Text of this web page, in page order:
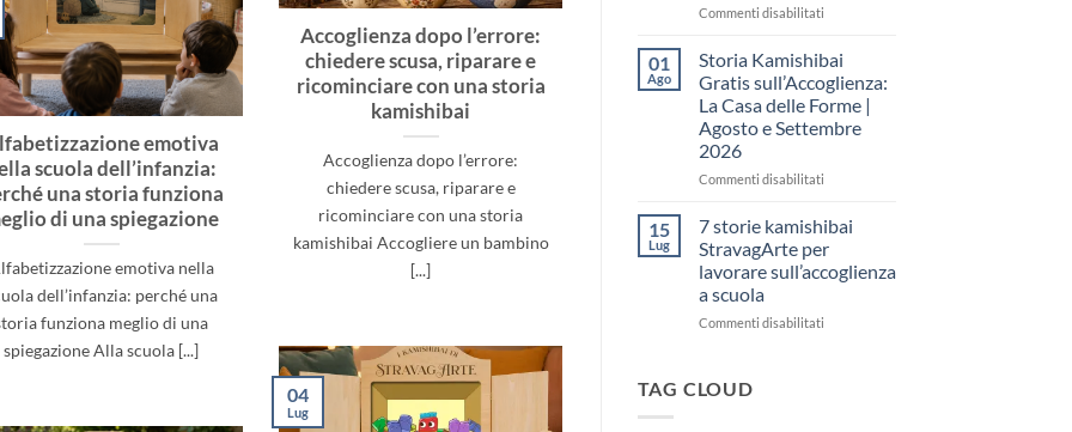
Accoglienza dopo l’errore:
chiedere scusa, riparare e
ricominciare con una storia
kamishibai
Accoglienza dopo l’errore:
chiedere scusa, riparare e
ricominciare con una storia
kamishibai Accogliere un bambino
[...]
emotiva
scuola dell’infanzia:
una storia funziona
di una spiegazione
emotiva nella
dell’infanzia: perché una
funziona meglio di una
spiegazione Alla scuola [...]
04
Lug
dell’Accoglienza:
di
Attività
Commenti disabilitatisu
Kamishibai
Gratis
da
Stampare:
come
e
i
bambini
01
Ago
Storia Kamishibai
Gratis sull’Accoglienza:
La Casa delle Forme |
Agosto e Settembre
2026
Commenti disabilitatisu
Kamishibai
Gratis
sull’Accoglienza:
La
delle
15
Lug
7 storie kamishibai
StravagArte per
lavorare sull’accoglienza
a scuola
Commenti disabilitatisu
TAG CLOUD